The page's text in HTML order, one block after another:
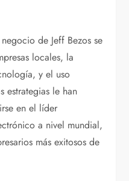
de Jeff Bezos se
locales, la
y el uso
estrategias le han
en el líder
a nivel mundial,
más exitosos de